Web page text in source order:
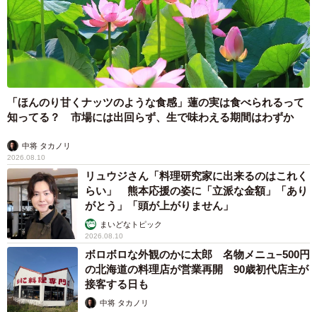
「ほんのり甘くナッツのような食感」蓮の実は食べられるって
知ってる？ 市場には出回らず、生で味わえる期間はわずか
中将 タカノリ
2026.08.10
リュウジさん「料理研究家に出来るのはこれく
らい」 熊本応援の姿に「立派な金額」「あり
がとう」「頭が上がりません」
まいどなトピック
2026.08.10
ボロボロな外観のかに太郎 名物メニュ−500円
の北海道の料理店が営業再開 90歳初代店主が
接客する日も
中将 タカノリ